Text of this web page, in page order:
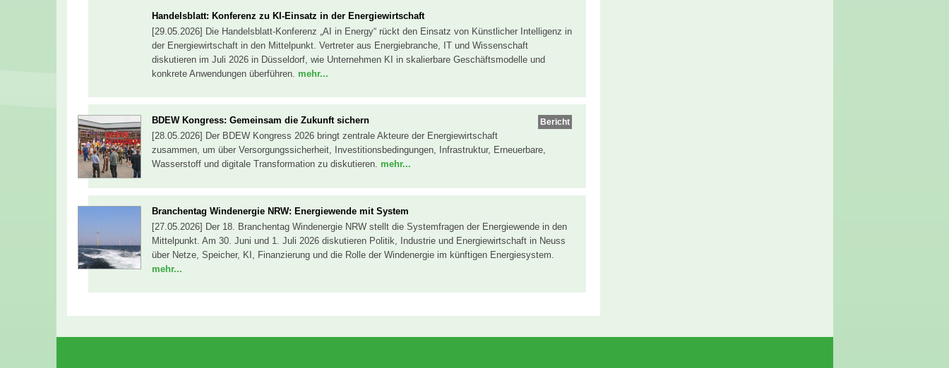
Handelsblatt: Konferenz zu KI-Einsatz in der Energiewirtschaft
[29.05.2026] Die Handelsblatt-Konferenz „AI in Energy“ rückt den Einsatz von Künstlicher Intelligenz in
der Energiewirtschaft in den Mittelpunkt. Vertreter aus Energiebranche, IT und Wissenschaft
diskutieren im Juli 2026 in Düsseldorf, wie Unternehmen KI in skalierbare Geschäftsmodelle und
konkrete Anwendungen überführen. mehr...
Bericht
BDEW Kongress: Gemeinsam die Zukunft sichern
[28.05.2026] Der BDEW Kongress 2026 bringt zentrale Akteure der Energiewirtschaft
zusammen, um über Versorgungssicherheit, Investitionsbedingungen, Infrastruktur, Erneuerbare,
Wasserstoff und digitale Transformation zu diskutieren. mehr...
Branchentag Windenergie NRW: Energiewende mit System
[27.05.2026] Der 18. Branchentag Windenergie NRW stellt die Systemfragen der Energiewende in den
Mittelpunkt. Am 30. Juni und 1. Juli 2026 diskutieren Politik, Industrie und Energiewirtschaft in Neuss
über Netze, Speicher, KI, Finanzierung und die Rolle der Windenergie im künftigen Energiesystem.
mehr...